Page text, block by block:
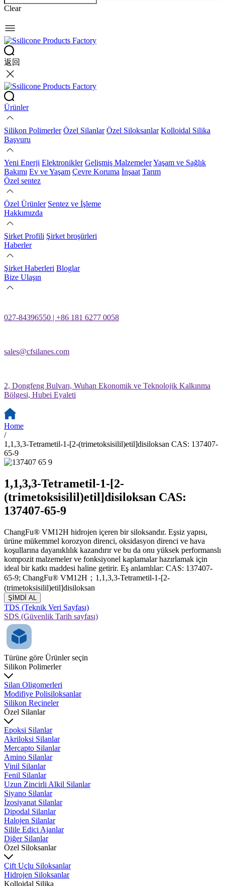
Clear
返回
Ürünler
Silikon Polimerler Özel Silanlar Özel Siloksanlar Kolloidal Silika
Başvuru
Yeni Enerji Elektronikler Gelişmiş MalzemelerYaşam ve Sağlık
Bakımı Ev ve Yaşam Çevre Koruma İnşaat Tarım
Özel sentez
Özel Ürünler Sentez ve İşleme
Hakkımızda
Şirket Profili Şirket broşürleri
Haberler
Şirket Haberleri Bloglar
Bize Ulaşın
027-84396550 | +86 181 6277 0058
sales@cfsilanes.com
2, Dongfeng Bulvarı, Wuhan Ekonomik ve Teknolojik Kalkınma
Bölgesi, Hubei Eyaleti
Home
/
1,1,3,3-Tetrametil-1-[2-(trimetoksisilil)etil]disiloksan CAS: 137407-
65-9
1,1,3,3-Tetrametil-1-[2-
(trimetoksisilil)etil]disiloksan CAS:
137407-65-9
ChangFu® VM12H hidrojen içeren bir siloksandır. Eşsiz yapısı,
ürüne mükemmel korozyon direnci, oksidasyon direnci ve hava
koşullarına dayanıklılık kazandırır ve bu da onu yüksek performanslı
kompozit malzemeler ve fonksiyonel kaplamalar hazırlamak için
ideal bir katkı maddesi haline getirir. Eş anlamlılar: CAS: 137407-
65-9; ChangFu® VM12H；1,1,3,3-Tetrametil-1-[2-
(trimetoksisilil)etil]disiloksan
ŞİMDİ AL
TDS (Teknik Veri Sayfası)
SDS (Güvenlik Tarih sayfası)
Türüne göre Ürünler seçin
Silikon Polimerler
Silan Oligomerleri
Modifiye Polisiloksanlar
Silikon Reçineler
Özel Silanlar
Epoksi Silanlar
Akriloksi Silanlar
Mercapto Silanlar
Amino Silanlar
Vinil Silanlar
Fenil Silanlar
Uzun Zincirli Alkil Silanlar
Siyano Silanlar
İzosiyanat Silanlar
Dipodal Silanlar
Halojen Silanlar
Silile Edici Ajanlar
Diğer Silanlar
Özel Siloksanlar
Çift Uçlu Siloksanlar
Hidrojen Siloksanlar
Kolloidal Silika